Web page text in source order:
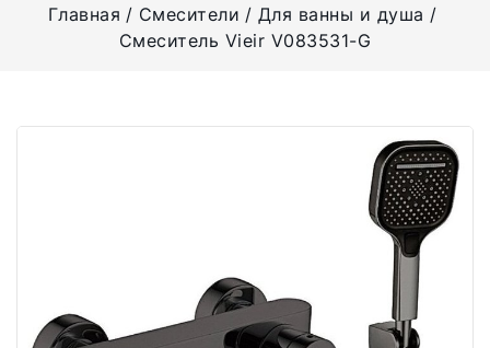
Главная Смесители
Для ванны и душа
Смеситель Vieir V083531-G